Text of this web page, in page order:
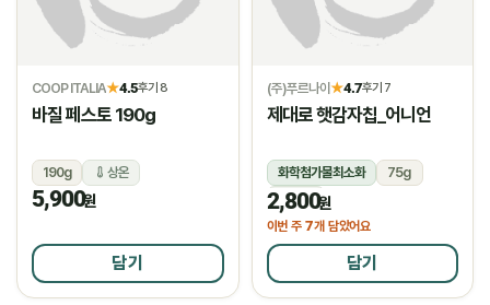
COOP ITALIA★4.5후기 8
바질 페스토 190g
190g 상온
5,900원
담기
(주)푸르나이★4.7후기 7
제대로 햇감자칩_어니언
화학첨가물최소화
75g
상온
2,800원
이번 주 7개 담았어요
담기